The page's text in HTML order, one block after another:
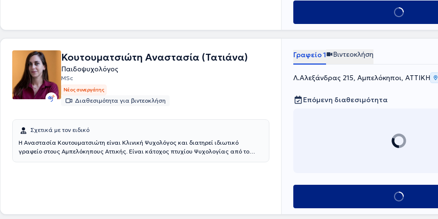
Κλείσε ραντεβού
Κουτουματσιώτη Αναστασία (Τατιάνα)
Παιδοψυχολόγος
MSc
Νέος συνεργάτης
Διαθεσιμότητα για βιντεοκλήση
Σχετικά με τον ειδικό
Η Αναστασία Κουτουματσιώτη είναι Κλινική Ψυχολόγος και διατηρεί ιδιωτικό
γραφείο στους Αμπελόκηπους Αττικής. Είναι κάτοχος πτυχίου Ψυχολογίας από το
χορήγηση, βαθμολόγηση και ερμηνεία ψυχομετρικών και προβολικών δοκιμασιών.
Γραφείο 1 Βιντεοκλήση
Λ.Αλεξάνδρας 215, Αμπελόκηποι, ΑΤΤΙΚΗ
Επόμενη διαθεσιμότητα
Κλείσε ραντεβού